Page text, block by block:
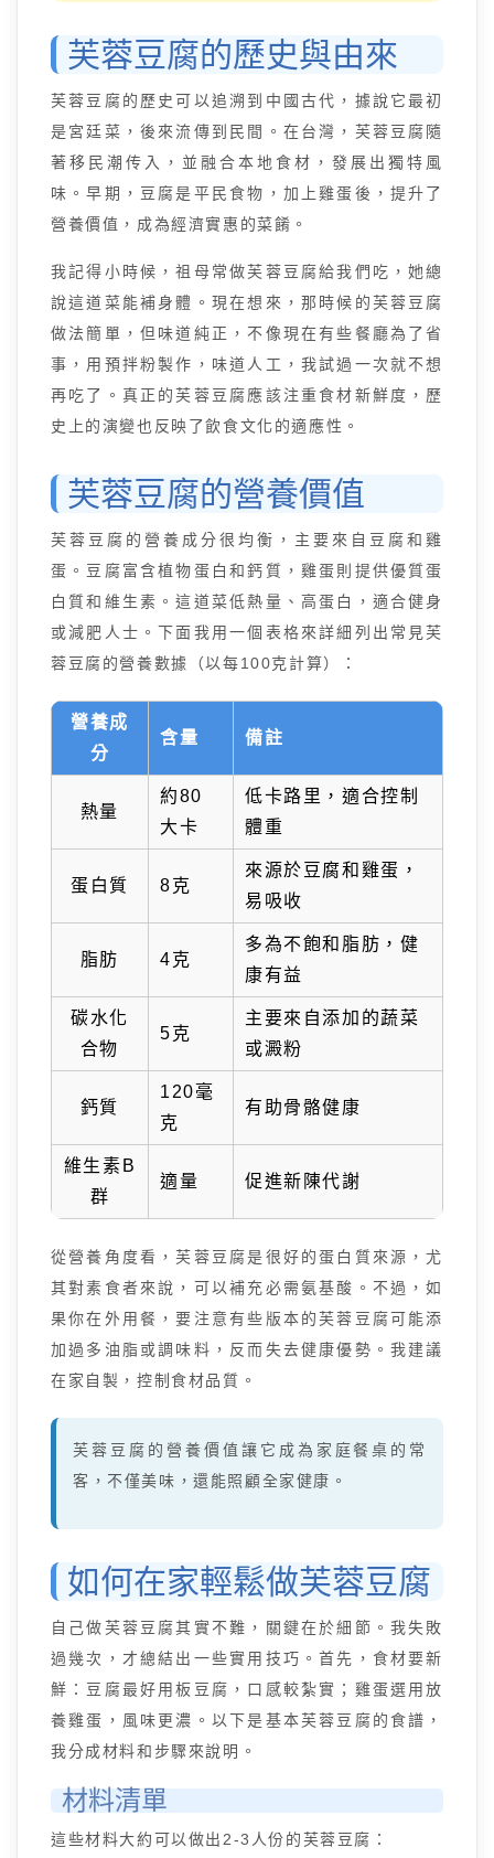
芙蓉豆腐的歷史與由來
芙蓉豆腐的歷史可以追溯到中國古代，據說它最初
是宮廷菜，後來流傳到民間。在台灣，芙蓉豆腐隨
著移民潮传入，並融合本地食材，發展出獨特風
味。早期，豆腐是平民食物，加上雞蛋後，提升了
營養價值，成為經濟實惠的菜餚。
我記得小時候，祖母常做芙蓉豆腐給我們吃，她總
說這道菜能補身體。現在想來，那時候的芙蓉豆腐
做法簡單，但味道純正，不像現在有些餐廳為了省
事，用預拌粉製作，味道人工，我試過一次就不想
再吃了。真正的芙蓉豆腐應該注重食材新鮮度，歷
史上的演變也反映了飲食文化的適應性。
芙蓉豆腐的營養價值
芙蓉豆腐的營養成分很均衡，主要來自豆腐和雞
蛋。豆腐富含植物蛋白和鈣質，雞蛋則提供優質蛋
白質和維生素。這道菜低熱量、高蛋白，適合健身
或減肥人士。下面我用一個表格來詳細列出常見芙
蓉豆腐的營養數據（以每100克計算）：
營養成
分
含量 備註
熱量
約80
大卡
低卡路里，適合控制
體重
蛋白質 8克
來源於豆腐和雞蛋，
易吸收
脂肪 4克
多為不飽和脂肪，健
康有益
碳水化
合物
5克
主要來自添加的蔬菜
或澱粉
鈣質
120毫
克
有助骨骼健康
維生素B
群
適量 促進新陳代謝
從營養角度看，芙蓉豆腐是很好的蛋白質來源，尤
其對素食者來說，可以補充必需氨基酸。不過，如
果你在外用餐，要注意有些版本的芙蓉豆腐可能添
加過多油脂或調味料，反而失去健康優勢。我建議
在家自製，控制食材品質。
芙蓉豆腐的營養價值讓它成為家庭餐桌的常
客，不僅美味，還能照顧全家健康。
如何在家輕鬆做芙蓉豆腐
自己做芙蓉豆腐其實不難，關鍵在於細節。我失敗
過幾次，才總結出一些實用技巧。首先，食材要新
鮮：豆腐最好用板豆腐，口感較紮實；雞蛋選用放
養雞蛋，風味更濃。以下是基本芙蓉豆腐的食譜，
我分成材料和步驟來說明。
材料清單
這些材料大約可以做出2-3人份的芙蓉豆腐：